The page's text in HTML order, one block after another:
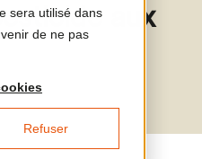
sera utilisé dans
de ne pas
Refuser
aux